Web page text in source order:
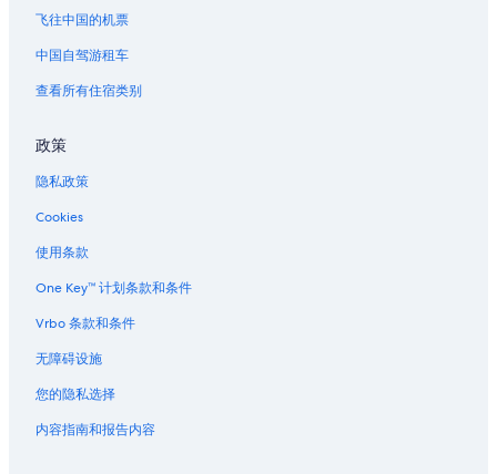
沃讷罗马内的酒店
位于伯根地酒的酒庄酒店
位于科多尔的设有 SPA 水疗的度假村酒店
蒙圣让的酒店
阿奈拉科特的酒店
桑瑟雷的酒店
拉格兰德-维里耶的酒店
第戎市中心的酒店
维拉尔瓜的酒店
位于博讷的 5 星级酒店
博讷的村舍
博讷的Pousadas
飞往中国的机票
中国自驾游租车
查看所有住宿类别
政策
隐私政策
Cookies
使用条款
One Key™ 计划条款和条件
Vrbo 条款和条件
无障碍设施
您的隐私选择
内容指南和报告内容